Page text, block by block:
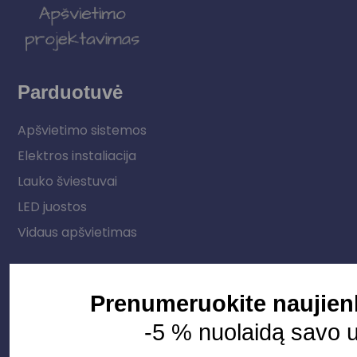
Parduotuvė
Apšvietimo sistemos
Elektros instaliacija
Lauko šviestuvai
LED juostos
Vidaus apšvietimas
Prenumeruokite
-5 % nuolaidą savo